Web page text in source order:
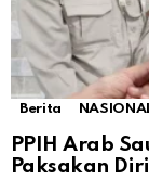
Berita
PPIH Arab
Paksakan